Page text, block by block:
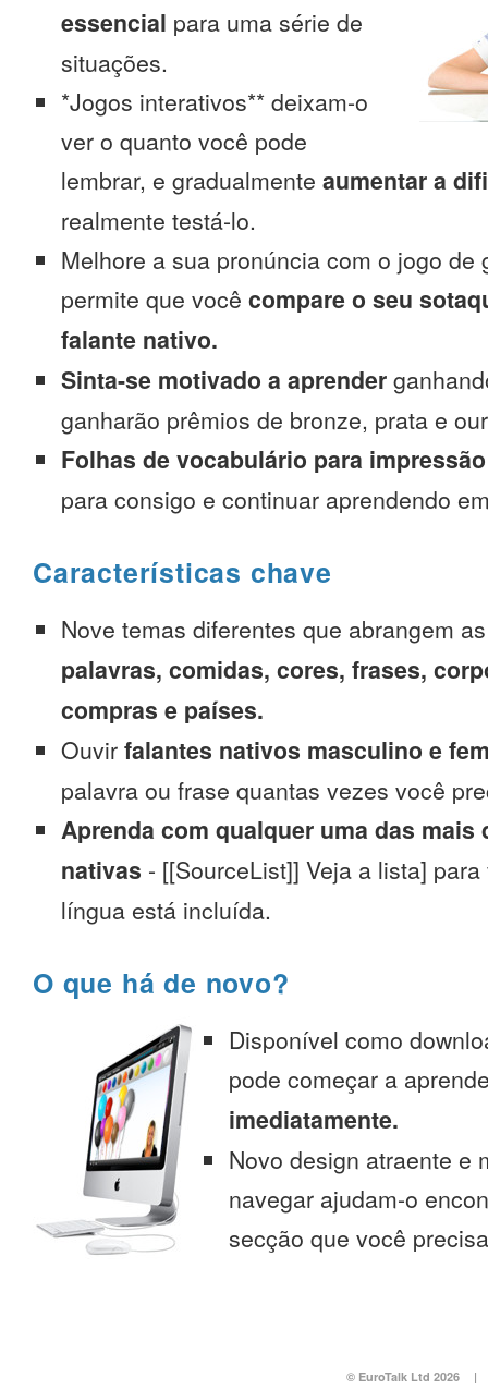
essencial para uma série de
situações.
*Jogos interativos** deixam-o
ver o quanto você pode
lembrar, e gradualmente aumentar a
realmente testá-lo.
Melhore a sua pronúncia com o jogo de
permite que você compare o seu
falante nativo.
Sinta-se motivado a aprender
ganharão prêmios de bronze, prata e
Folhas de vocabulário para impressão
para consigo e continuar aprendendo
Características chave
Nove temas diferentes que abrangem
palavras, comidas, cores, frases,
compras e países.
Ouvir falantes nativos masculino e
palavra ou frase quantas vezes você
Aprenda com qualquer uma das mais
nativas - [[SourceList]] Veja a lista]
língua está incluída.
O que há de novo?
Disponível como
pode começar a
imediatamente.
Novo design atraente e
navegar ajudam-o
secção que você
© EuroTalk Ltd 2026 |